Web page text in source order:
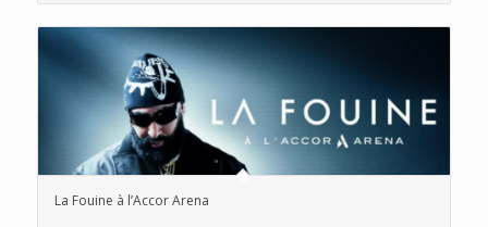
La Fouine à l’Accor Arena